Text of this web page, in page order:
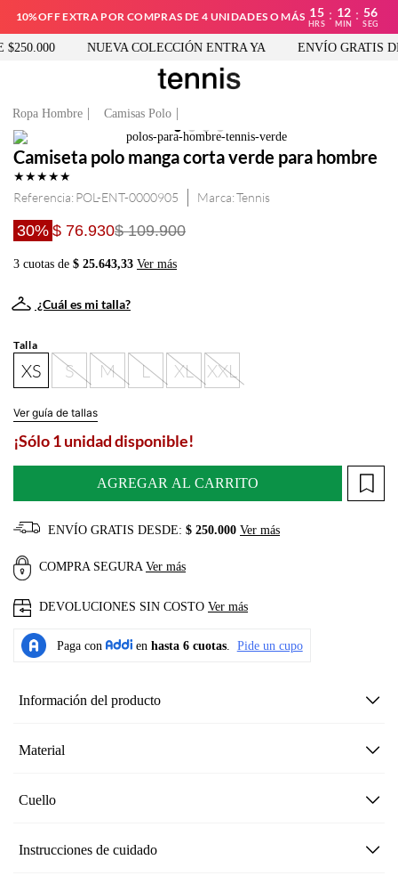
10%OFF EXTRA POR COMPRAS DE 4 UNIDADES O MÁS 15
HRS
: 12
MIN
: 56
SEG
NUEVA COLECCIÓN ENTRA YA ENVÍO GRATIS
Ropa Hombre Camisas Polo
Camiseta polo manga corta verde para hombre
★★★★★
Referencia: POL-ENT-0000905 Tennis
30% $ 76.930$ 109.900
3 cuotas de $ 25.643,33 Ver más
¿Cuál es mi talla?
Talla
XS S M L XL XXL
Ver guía de tallas
¡Sólo 1 unidad disponible!
AGREGAR AL CARRITO
ENVÍO GRATIS DESDE: $ 250.000 Ver más
COMPRA SEGURA Ver más
DEVOLUCIONES SIN COSTO Ver más
Información del producto
Material
Cuello
Instrucciones de cuidado